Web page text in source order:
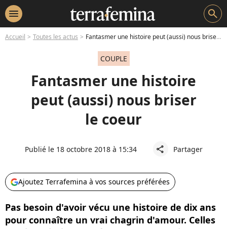
menu search
Accueil Toutes les actus Fantasmer une histoire peut (aussi) nous briser le coeur
COUPLE
Fantasmer une histoire
peut (aussi) nous briser
le coeur
Publié le 18 octobre 2018 à 15:34 share Partager
Ajoutez Terrafemina à vos sources préférées
Pas besoin d'avoir vécu une histoire de dix ans
pour connaître un vrai chagrin d'amour. Celles